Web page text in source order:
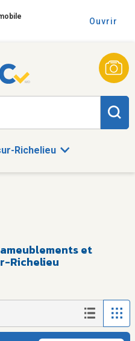
Ouvrir
Richelieu
et
Richelieu